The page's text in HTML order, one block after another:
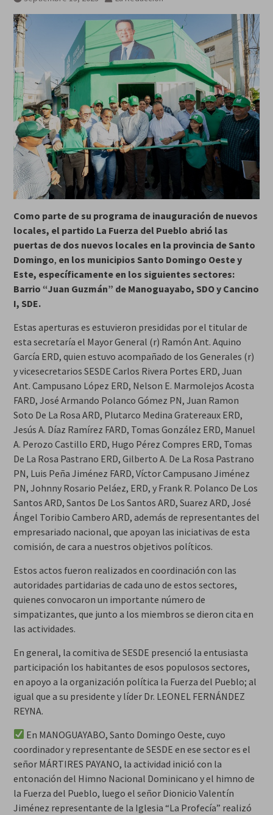
Como parte de su programa de inauguración de nuevos
locales, el partido La Fuerza del Pueblo abrió las
puertas de dos nuevos locales en la provincia de Santo
Domingo, en los municipios Santo Domingo Oeste y
Este, específicamente en los siguientes sectores:
Barrio “Juan Guzmán” de Manoguayabo, SDO y Cancino
I, SDE.
Estas aperturas es estuvieron presididas por el titular de
esta secretaría el Mayor General (r) Ramón Ant. Aquino
García ERD, quien estuvo acompañado de los Generales (r)
y vicesecretarios SESDE Carlos Rivera Portes ERD, Juan
Ant. Campusano López ERD, Nelson E. Marmolejos Acosta
FARD, José Armando Polanco Gómez PN, Juan Ramon
Soto De La Rosa ARD, Plutarco Medina Gratereaux ERD,
Jesús A. Díaz Ramírez FARD, Tomas González ERD, Manuel
A. Perozo Castillo ERD, Hugo Pérez Compres ERD, Tomas
De La Rosa Pastrano ERD, Gilberto A. De La Rosa Pastrano
PN, Luis Peña Jiménez FARD, Víctor Campusano Jiménez
PN, Johnny Rosario Peláez, ERD, y Frank R. Polanco De Los
Santos ARD, Santos De Los Santos ARD, Suarez ARD, José
Ángel Toribio Cambero ARD, además de representantes del
empresariado nacional, que apoyan las iniciativas de esta
comisión, de cara a nuestros objetivos políticos.
Estos actos fueron realizados en coordinación con las
autoridades partidarias de cada uno de estos sectores,
quienes convocaron un importante número de
simpatizantes, que junto a los miembros se dieron cita en
las actividades.
En general, la comitiva de SESDE presenció la entusiasta
participación los habitantes de esos populosos sectores,
en apoyo a la organización política la Fuerza del Pueblo; al
igual que a su presidente y líder Dr. LEONEL FERNÁNDEZ
REYNA.
En MANOGUAYABO, Santo Domingo Oeste, cuyo
coordinador y representante de SESDE en ese sector es el
señor MÁRTIRES PAYANO, la actividad inició con la
entonación del Himno Nacional Dominicano y el himno de
la Fuerza del Pueblo, luego el señor Dionicio Valentín
Jiménez representante de la Iglesia “La Profecía” realizó